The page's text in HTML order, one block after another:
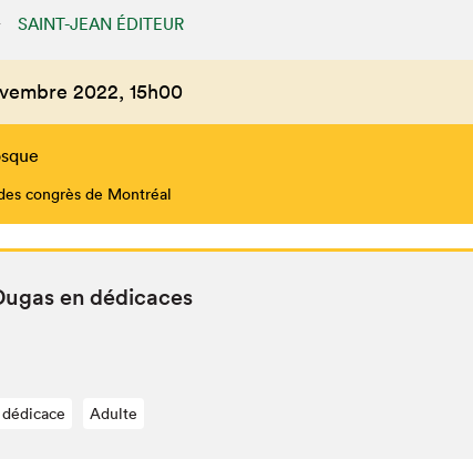
Que cherchez-vous?
SAINT-JEAN ÉDITEUR
2022, 15h00
congrès de Montréal
en dédicaces
Adulte